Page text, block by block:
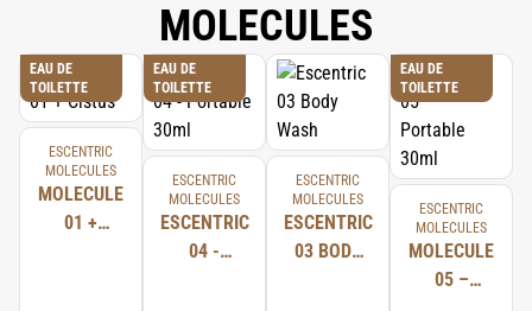
MOLECULES
EAU DE
TOILETTE
ESCENTRIC
MOLECULES
MOLECULE
01 +
EAU DE
TOILETTE
ESCENTRIC
MOLECULES
ESCENTRIC
04 -
ESCENTRIC
MOLECULES
ESCENTRIC
03 BODY
EAU DE
TOILETTE
ESCENTRIC
MOLECULES
MOLECULE
05 –